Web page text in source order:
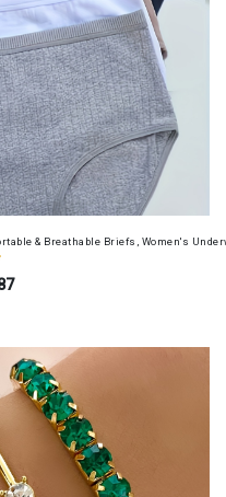
& Breathable Briefs, Women's